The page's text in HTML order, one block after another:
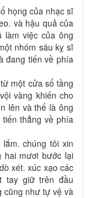
họng của nhạc sĩ
và hậu quả của
làm việc của ông
nhóm sáu kỵ sĩ
đang tiến về phía
một cửa sổ tầng
vàng khiến cho
lên và thế là ông
thẳng về phía
chúng tôi xin
hai mươi bước lại
xét. xúc xạo các
tay giữ trên đầu
cũng như tự vệ và